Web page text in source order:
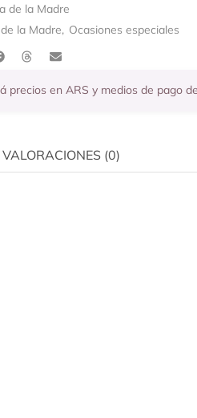
de la Madre
la Madre, Ocasiones especiales
precios en ARS y medios de pago
VALORACIONES (0)